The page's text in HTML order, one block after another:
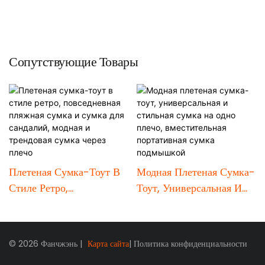
Сопутствующие Товары
Плетеная Сумка-Тоут В
Стиле Ретро,
Сумка И Сумка Для
Трендовая Сумка Через
Модная Плетеная Сумка-
Тоут, Универсальная И
Плечо, Вместительная
Подмышкой
© 2026 Фанчжэнь | Карта сайта| Политика конфиденциальности